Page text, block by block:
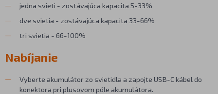
jedna svieti - zostávajúca kapacita 5-33%
dve svietia - zostávajúca kapacita 33-66%
tri svietia - 66-100%
Nabíjanie
Vyberte akumulátor zo svietidla a zapojte USB-C kábel do
konektora pri plusovom póle akumulátora.